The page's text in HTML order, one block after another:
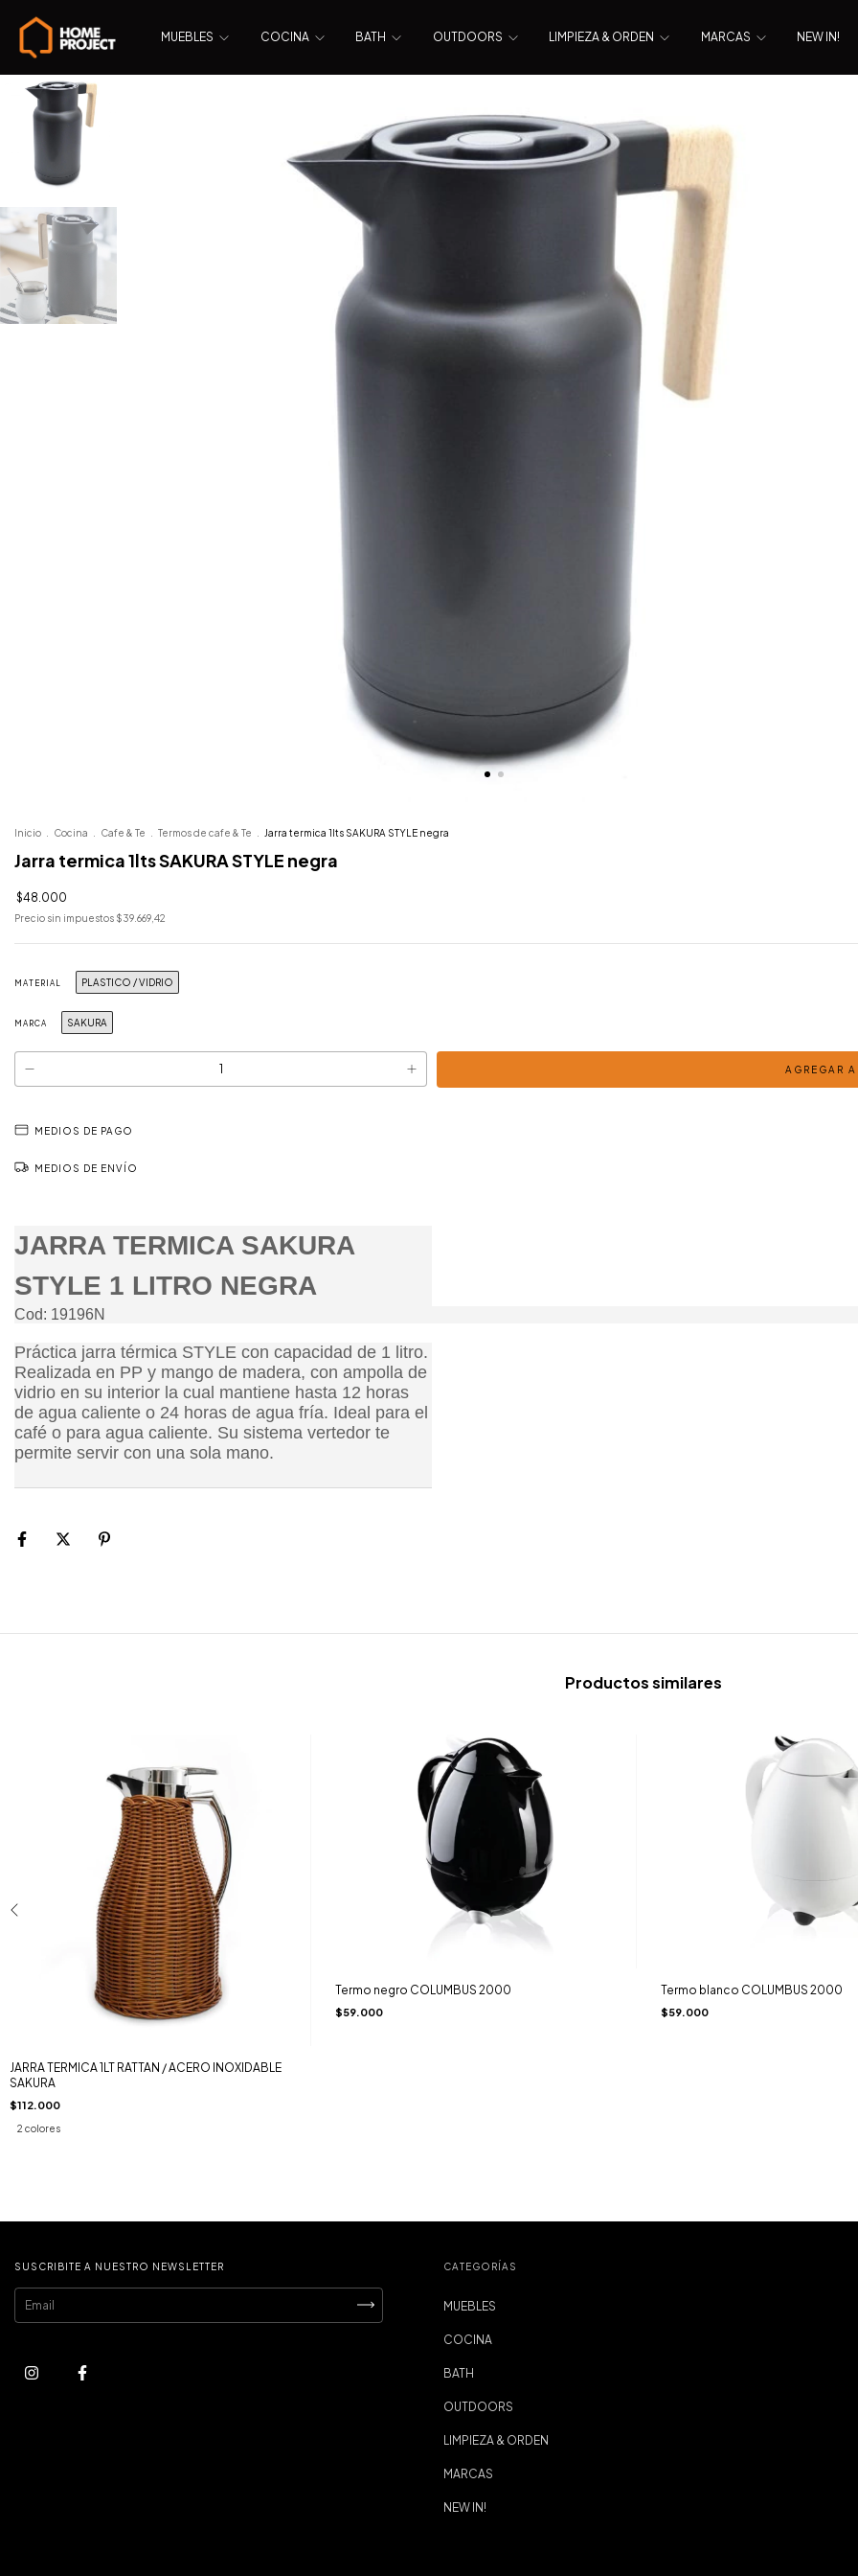
MUEBLES COCINA BATH OUTDOORS LIMPIEZA & ORDEN MARCAS NEW IN!
Inicio Cocina Cafe & Te Termos de cafe & Te Jarra termica 1lts SAKURA STYLE negra
Jarra termica 1lts SAKURA STYLE negra
$48.000
Precio sin impuestos $39.669,42
MATERIAL PLASTICO / VIDRIO
MARCA SAKURA
MEDIOS DE PAGO
MEDIOS DE ENVÍO
JARRA TERMICA SAKURA
STYLE 1 LITRO NEGRA
Cod: 19196N
Práctica jarra térmica STYLE con capacidad de 1 litro.
Realizada en PP y mango de madera, con ampolla de
vidrio en su interior la cual mantiene hasta 12 horas
de agua caliente o 24 horas de agua fría. Ideal para el
café o para agua caliente. Su sistema vertedor te
permite servir con una sola mano.
Productos similares
JARRA TERMICA 1LT RATTAN / ACERO INOXIDABLE
SAKURA
$112.000
2 colores
Termo negro COLUMBUS 2000
$59.000
Termo blanco COLUMBUS 2000
$59.000
SUSCRIBITE A NUESTRO NEWSLETTER CATEGORÍAS
MUEBLES
COCINA
BATH
OUTDOORS
LIMPIEZA & ORDEN
MARCAS
NEW IN!